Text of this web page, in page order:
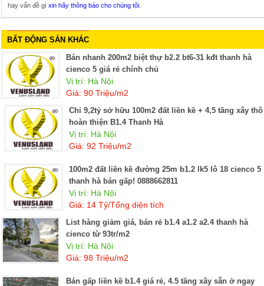
hay vấn đề gì xin hãy thông báo cho chúng tôi
BẤT ĐỘNG SẢN KHÁC
Bán nhanh 200m2 biệt thự b2.2 bt6-31 kđt thanh hà
cienco 5 giá rẻ chính chủ
Vị trí: Hà Nội
Giá: 90 Triệu/m2
Chỉ 9,2tỷ sở hữu 100m2 đất liền kề + 4,5 tầng xây thô
hoàn thiện B1.4 Thanh Hà
Vị trí: Hà Nội
Giá: 92 Triệu/m2
100m2 đất liền kề đường 25m b1.2 lk5 lô 18 cienco 5
thanh hà bán gấp! 0888662811
Vị trí: Hà Nội
Giá: 14 Tỷ/Tổng diện tích
List hàng giảm giá, bán rẻ b1.4 a1.2 a2.4 thanh hà
cienco từ 93tr/m2
Vị trí: Hà Nội
Giá: 98 Triệu/m2
Bán gấp liền kề b1.4 giá rẻ, 4.5 tầng xây sẵn ở ngay